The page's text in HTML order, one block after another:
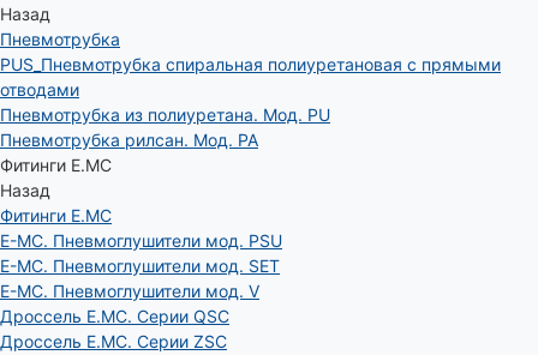
Назад
Пневмотрубка
PUS_Пневмотрубка спиральная полиуретановая с прямыми
отводами
Пневмотрубка из полиуретана. Мод. РU
Пневмотрубка рилсан. Мод. PA
Фитинги E.MC
Назад
Фитинги E.MC
E-MC. Пневмоглушители мод. PSU
E-MC. Пневмоглушители мод. SET
E-MC. Пневмоглушители мод. V
Дроссель E.MC. Серии QSC
Дроссель E.MC. Серии ZSC